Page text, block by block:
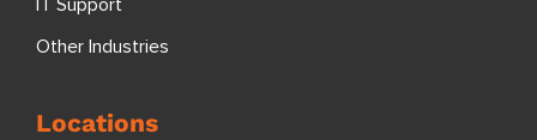
IT Support
Other Industries
Locations